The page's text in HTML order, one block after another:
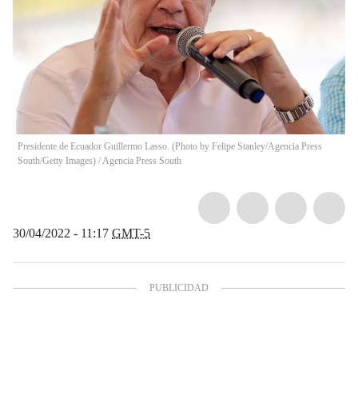
Presidente de Ecuador Guillermo Lasso. (Photo by Felipe Stanley/Agencia Press
South/Getty Images) /Agencia Press South
30/04/2022 - 11:17 GMT-5